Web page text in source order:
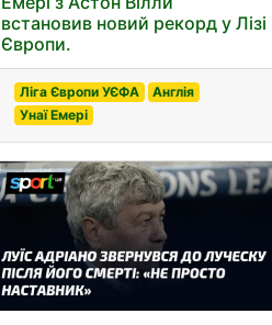
встановив новий рекорд у Лізі
Європи.
Ліга Європи УЄФА
Англія
Унаї Емері